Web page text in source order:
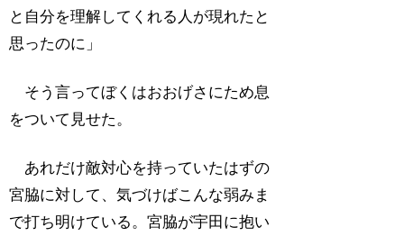
と自分を理解してくれる人が現れたと
思ったのに」
そう言ってぼくはおおげさにため息
をついて見せた。
あれだけ敵対心を持っていたはずの
宮脇に対して、気づけばこんな弱みま
で打ち明けている。宮脇が宇田に抱い